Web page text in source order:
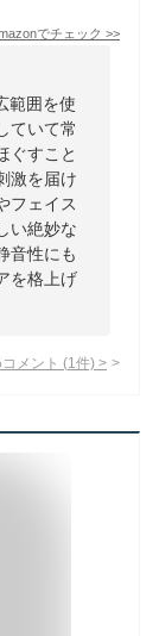
でチェック >>
範囲を使
ていて常
ぐすこと
激を届け
フェイス
い絶妙な
音性にも
を格上げ
メント (1 件) >